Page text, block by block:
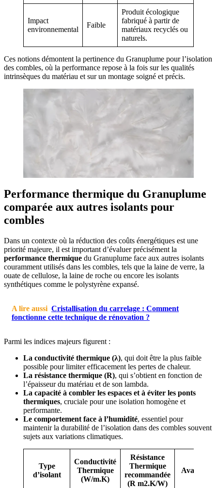
Impact
environnemental
Faible
Produit écologique
fabriqué à partir de
matériaux recyclés ou
naturels.
Ces notions démontent la pertinence du Granuplume pour l’isolation
des combles, où la performance repose à la fois sur les qualités
intrinsèques du matériau et sur un montage soigné et précis.
Performance thermique du Granuplume
comparée aux autres isolants pour
combles
Dans un contexte où la réduction des coûts énergétiques est une
priorité majeure, il est important d’évaluer précisément la
performance thermique du Granuplume face aux autres isolants
couramment utilisés dans les combles, tels que la laine de verre, la
ouate de cellulose, la laine de roche ou encore les isolants
synthétiques comme le polystyrène expansé.
A lire aussi Cristallisation du carrelage : Comment
fonctionne cette technique de rénovation ?
Parmi les indices majeurs figurent :
La conductivité thermique (λ), qui doit être la plus faible
possible pour limiter efficacement les pertes de chaleur.
La résistance thermique (R), qui s’obtient en fonction de
l’épaisseur du matériau et de son lambda.
La capacité à combler les espaces et à éviter les ponts
thermiques, cruciale pour une isolation homogène et
performante.
Le comportement face à l’humidité, essentiel pour
maintenir la durabilité de l’isolation dans des combles souvent
sujets aux variations climatiques.
Type
d’isolant
Conductivité
Thermique
(W/m.K)
Résistance
Thermique
recommandée
(R m2.K/W)
Avantages